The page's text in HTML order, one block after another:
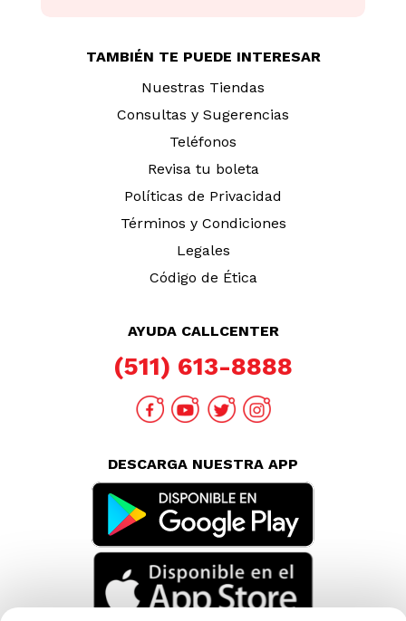
TAMBIÉN TE PUEDE INTERESAR
Nuestras Tiendas
Consultas y Sugerencias
Teléfonos
Revisa tu boleta
Políticas de Privacidad
Términos y Condiciones
Legales
Código de Ética
AYUDA CALLCENTER
(511) 613-8888
DESCARGA NUESTRA APP